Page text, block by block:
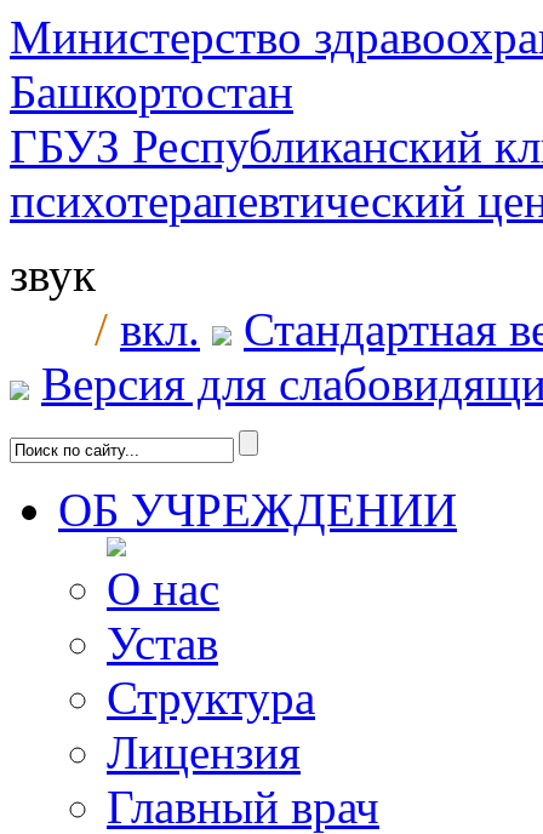
Министерство
Башкортостан
ГБУЗ Республиканский
психотерапевтический
звук
/ вкл.
Стандартная
Версия для
ОБ УЧРЕЖДЕНИИ
О нас
Устав
Структура
Лицензия
Главный врач